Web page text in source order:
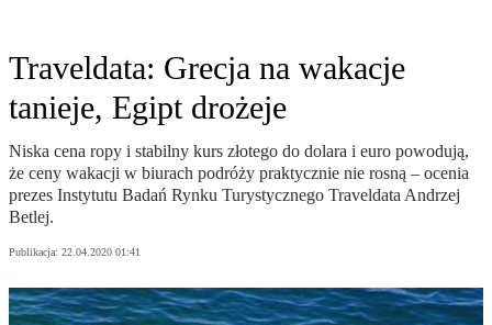
Traveldata: Grecja na wakacje
tanieje, Egipt drożeje
Niska cena ropy i stabilny kurs złotego do dolara i euro powodują,
że ceny wakacji w biurach podróży praktycznie nie rosną – ocenia
prezes Instytutu Badań Rynku Turystycznego Traveldata Andrzej
Betlej.
Publikacja: 22.04.2020 01:41